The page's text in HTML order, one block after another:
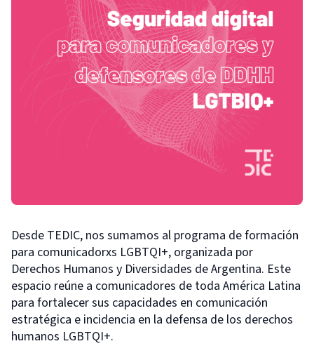
Desde TEDIC, nos sumamos al programa de formación
para comunicadorxs LGBTQI+, organizada por
Derechos Humanos y Diversidades de Argentina. Este
espacio reúne a comunicadores de toda América Latina
para fortalecer sus capacidades en comunicación
estratégica e incidencia en la defensa de los derechos
humanos LGBTQI+.